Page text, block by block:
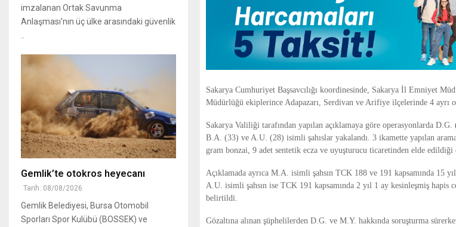
Sakarya Cumhuriyet Başsavcılığı koordinesinde, Sakarya İl Emniyet
Müdürlüğü ekiplerince Adapazarı, Serdivan ve Arifiye ilçelerinde 4 ayrı
Sakarya Valiliği tarafından yapılan açıklamaya göre operasyonlarda
B.A. (33) ve A.U. (28) isimli şahıslar yakalandı. 3 ikamette yapılan
gram bonzai, 9 adet sentetik ecza ve uyuşturucu ticaretinden elde
Açıklamada ayrıca M.A. isimli şahsın TCK 188 ve 191 kapsamında 15
A.U. isimli şahsın ise TCK 191 kapsamında 2 yıl 1 ay kesinleşmiş hapis
belirtildi.
Gözaltına alınan şüphelilerden D.G. ve M.Y. hakkında soruşturma
imzalanan Ortak Savunma
Anlaşması’nın üç ülke arasındaki güvenlik
..
Gemlik’te otokros heyecanı
Tarih: 08/08/2026
Gemlik Belediyesi, Bursa Otomobil
Sporları Spor Kulübü (BOSSEK) ve